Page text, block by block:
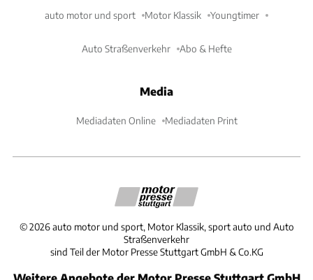
auto motor und sport Motor Klassik Youngtimer
Auto Straßenverkehr Abo & Hefte
Media
Mediadaten Online Mediadaten Print
©2026 auto motor und sport, Motor Klassik, sport auto und Auto
Straßenverkehr
sind Teil der Motor Presse Stuttgart GmbH & Co.KG
Weitere Angebote der Motor Presse Stuttgart GmbH